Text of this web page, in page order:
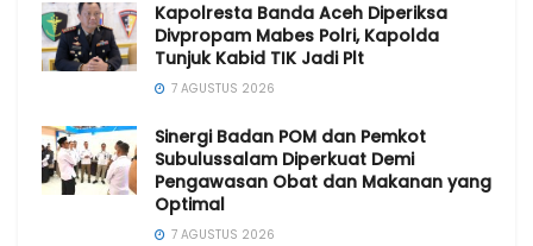
Kapolresta Banda Aceh Diperiksa
Divpropam Mabes Polri, Kapolda
Tunjuk Kabid TIK Jadi Plt
7 AGUSTUS 2026
Sinergi Badan POM dan Pemkot
Subulussalam Diperkuat Demi
Pengawasan Obat dan Makanan yang
Optimal
7 AGUSTUS 2026